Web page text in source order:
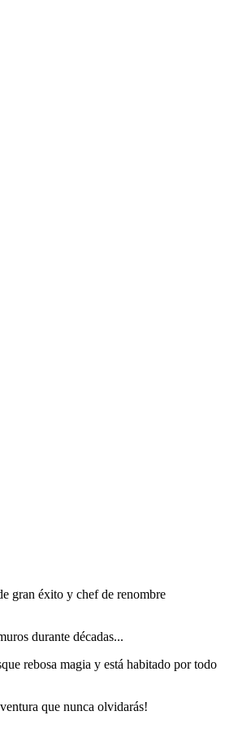
gran éxito y chef de renombre
durante décadas...
rebosa magia y está habitado por todo
que nunca olvidarás!